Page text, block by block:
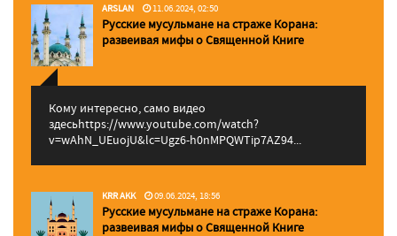
ARSLAN 11.06.2024, 02:50
Русские мусульмане на страже Корана:
pазвеивая мифы о Священной Книге
Кому интересно, само видео
здесьhttps://www.youtube.com/watch?
v=wAhN_UEuojU&lc=Ugz6-h0nMPQWTip7AZ94...
KRR AKK 09.06.2024, 18:56
Русские мусульмане на страже Корана:
pазвеивая мифы о Священной Книге